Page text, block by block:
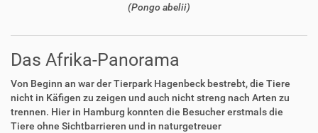
(Pongo abelii)
Das Afrika-Panorama
Von Beginn an war der Tierpark Hagenbeck bestrebt, die Tiere
nicht in Käfigen zu zeigen und auch nicht streng nach Arten zu
trennen. Hier in Hamburg konnten die Besucher erstmals die
Tiere ohne Sichtbarrieren und in naturgetreuer